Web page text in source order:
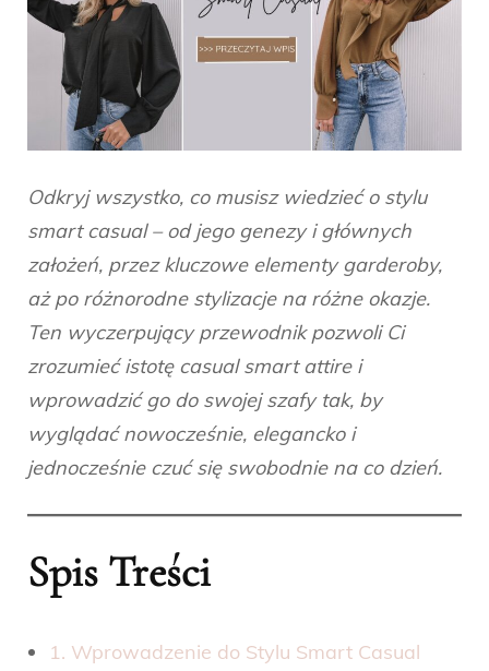
Kompleksowy
Przewodnik
po
Trendach
Odkryj wszystko, co musisz wiedzieć o stylu
smart casual – od jego genezy i głównych
założeń, przez kluczowe elementy garderoby,
aż po różnorodne stylizacje na różne okazje.
Ten wyczerpujący przewodnik pozwoli Ci
zrozumieć istotę casual smart attire i
wprowadzić go do swojej szafy tak, by
wyglądać nowocześnie, elegancko i
jednocześnie czuć się swobodnie na co dzień.
Spis Treści
1. Wprowadzenie do Stylu Smart Casual